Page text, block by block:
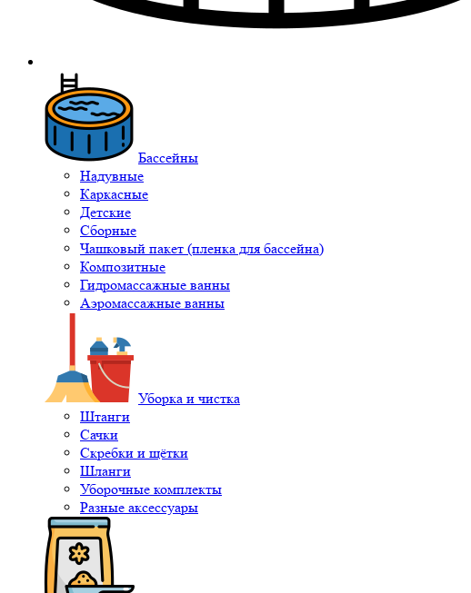
Бассейны
Надувные
Каркасные
Детские
Сборные
Чашковый пакет (пленка для бассейна)
Композитные
Гидромассажные ванны
Аэромассажные ванны
Уборка и чистка
Штанги
Сачки
Скребки и щётки
Шланги
Уборочные комплекты
Разные аксессуары